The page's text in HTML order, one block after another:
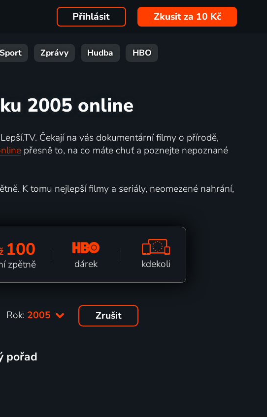
Přihlásit Zkusit za 10 Kč
Sport Zprávy Hudba HBO
2005 online
Čekají na vás dokumentární filmy o přírodě,
přesně to, na co máte chuť a poznejte nepoznané
K tomu nejlepší filmy a seriály, neomezené nahrání,
100
zpětně dárek kdekoli
Rok: 2005 Zrušit
pořad